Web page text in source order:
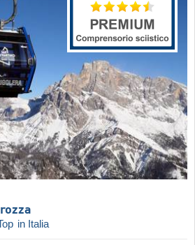
in Italia